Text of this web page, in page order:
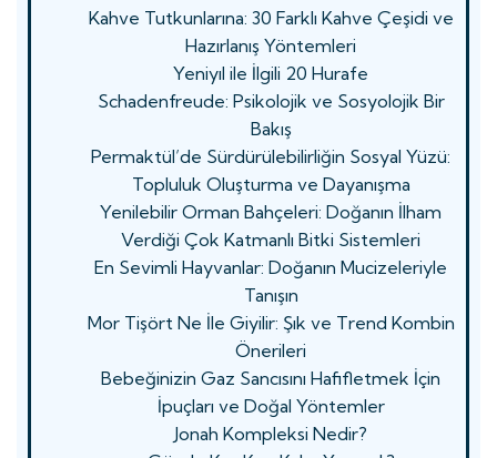
Kahve Tutkunlarına: 30 Farklı Kahve Çeşidi ve
Hazırlanış Yöntemleri
Yeniyıl ile İlgili 20 Hurafe
Schadenfreude: Psikolojik ve Sosyolojik Bir
Bakış
Permaktül’de Sürdürülebilirliğin Sosyal Yüzü:
Topluluk Oluşturma ve Dayanışma
Yenilebilir Orman Bahçeleri: Doğanın İlham
Verdiği Çok Katmanlı Bitki Sistemleri
En Sevimli Hayvanlar: Doğanın Mucizeleriyle
Tanışın
Mor Tişört Ne İle Giyilir: Şık ve Trend Kombin
Önerileri
Bebeğinizin Gaz Sancısını Hafifletmek İçin
İpuçları ve Doğal Yöntemler
Jonah Kompleksi Nedir?